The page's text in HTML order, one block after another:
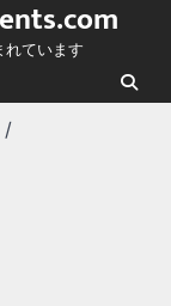
れています